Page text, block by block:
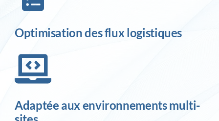
Optimisation des flux logistiques
Adaptée aux environnements multi-